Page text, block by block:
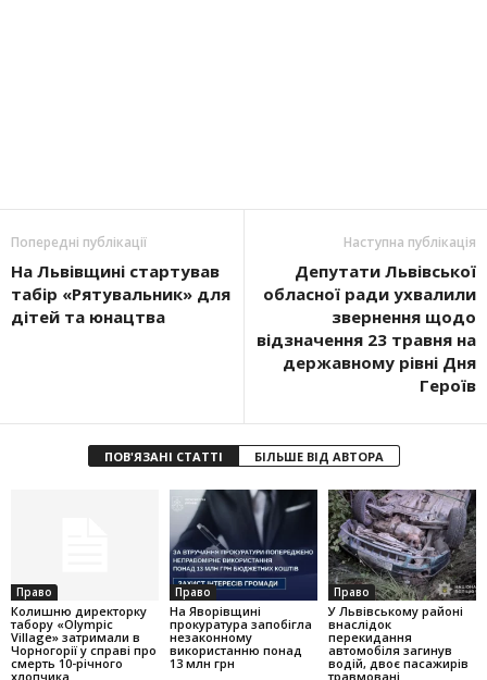
Попередні публікації
На Львівщині стартував
табір «Рятувальник» для
дітей та юнацтва
Наступна публікація
Депутати Львівської
обласної ради ухвалили
звернення щодо
відзначення 23 травня на
державному рівні Дня
Героїв
ПОВ'ЯЗАНІ СТАТТІ БІЛЬШЕ ВІД АВТОРА
Право
Колишню директорку
табору «Olympic
Village» затримали в
Чорногорії у справі про
смерть 10-річного
хлопчика
Право
На Яворівщині
прокуратура запобігла
незаконному
використанню понад
13 млн грн
Право
У Львівському районі
внаслідок
перекидання
автомобіля загинув
водій, двоє пасажирів
травмовані